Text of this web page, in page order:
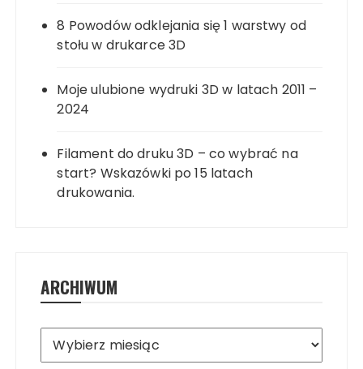
8 Powodów odklejania się 1 warstwy od
stołu w drukarce 3D
Moje ulubione wydruki 3D w latach 2011 –
2024
Filament do druku 3D – co wybrać na
start? Wskazówki po 15 latach
drukowania.
ARCHIWUM
Archiwum